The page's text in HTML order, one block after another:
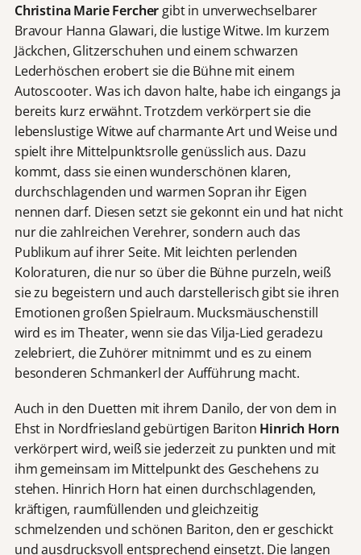
Christina Marie Fercher gibt in unverwechselbarer
Bravour Hanna Glawari, die lustige Witwe. Im kurzem
Jäckchen, Glitzerschuhen und einem schwarzen
Lederhöschen erobert sie die Bühne mit einem
Autoscooter. Was ich davon halte, habe ich eingangs ja
bereits kurz erwähnt. Trotzdem verkörpert sie die
lebenslustige Witwe auf charmante Art und Weise und
spielt ihre Mittelpunktsrolle genüsslich aus. Dazu
kommt, dass sie einen wunderschönen klaren,
durchschlagenden und warmen Sopran ihr Eigen
nennen darf. Diesen setzt sie gekonnt ein und hat nicht
nur die zahlreichen Verehrer, sondern auch das
Publikum auf ihrer Seite. Mit leichten perlenden
Koloraturen, die nur so über die Bühne purzeln, weiß
sie zu begeistern und auch darstellerisch gibt sie ihren
Emotionen großen Spielraum. Mucksmäuschenstill
wird es im Theater, wenn sie das Vilja-Lied geradezu
zelebriert, die Zuhörer mitnimmt und es zu einem
besonderen Schmankerl der Aufführung macht.
Auch in den Duetten mit ihrem Danilo, der von dem in
Ehst in Nordfriesland gebürtigen Bariton Hinrich Horn
verkörpert wird, weiß sie jederzeit zu punkten und mit
ihm gemeinsam im Mittelpunkt des Geschehens zu
stehen. Hinrich Horn hat einen durchschlagenden,
kräftigen, raumfüllenden und gleichzeitig
schmelzenden und schönen Bariton, den er geschickt
und ausdrucksvoll entsprechend einsetzt. Die langen